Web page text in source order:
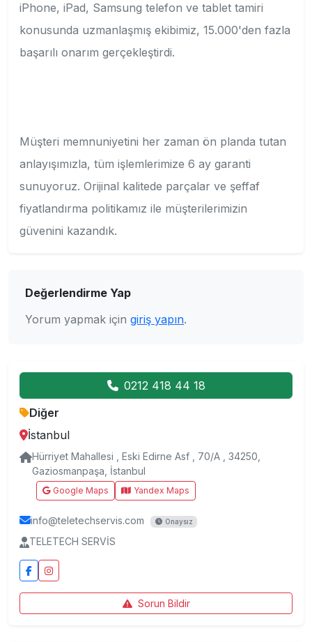
iPhone, iPad, Samsung telefon ve tablet tamiri
konusunda uzmanlaşmış ekibimiz, 15.000'den fazla
başarılı onarım gerçekleştirdi.
Müşteri memnuniyetini her zaman ön planda tutan
anlayışımızla, tüm işlemlerimize 6 ay garanti
sunuyoruz. Orijinal kalitede parçalar ve şeffaf
fiyatlandırma politikamız ile müşterilerimizin
güvenini kazandık.
Değerlendirme Yap
Yorum yapmak için giriş yapın.
0212 418 44 18
Diğer
İstanbul
Hürriyet Mahallesi , Eski Edirne Asf , 70/A , 34250,
Gaziosmanpaşa, İstanbul
Google Maps Yandex Maps
info@teletechservis.com Onaysız
TELETECH SERVİS
Sorun Bildir